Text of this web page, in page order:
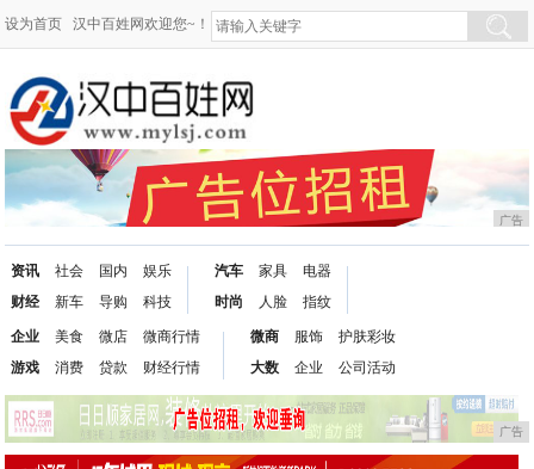
设为首页 汉中百姓网欢迎您~！
广告
资讯
财经
社会
新车
国内
导购
娱乐
科技
汽车
时尚
家具
人脸
电器
指纹
企业
游戏
美食
消费
微店
贷款
微商行情
财经行情
微商
大数
服饰
企业
护肤彩妆
公司活动
广告